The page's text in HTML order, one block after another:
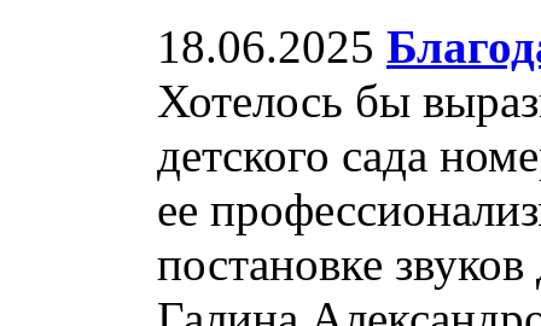
18.06.2025
Хотелось бы
детского сада
ее
постановке